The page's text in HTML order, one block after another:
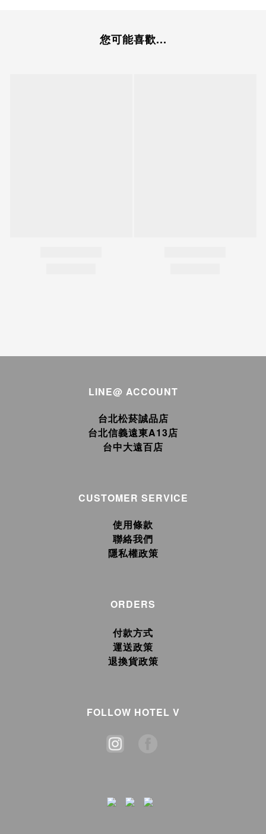
您可能喜歡...
LINE@ ACCOUNT
台北松菸誠品店
台北信義遠東A13店
台中大遠百店
CUSTOMER SERVICE
使用條款
聯絡我們
隱私權政策
ORDERS
付款方式
運送政策
退換貨政策
FOLLOW HOTEL V